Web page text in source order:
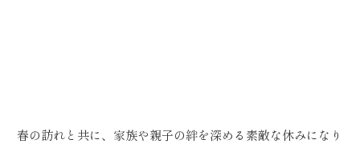
春の訪れと共に、家族や親子の絆を深める素敵な休みになり